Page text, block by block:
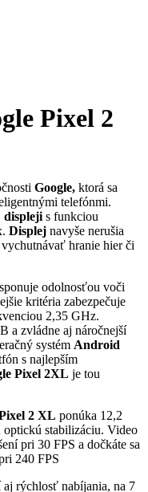
Pixel 2
Google, ktorá sa
telefónmi.
displeji s funkciou
Displej navyše nerušia
hranie hier či
odolnosťou voči
kritéria zabezpečuje
2,35 GHz.
a zvládne aj náročnejší
systém Android
s najlepším
Pixel 2XL je tou
2 XL ponúka 12,2
stabilizáciu. Video
pri 30 FPS a dočkáte sa
240 FPS
aj rýchlosť nabíjania, na 7